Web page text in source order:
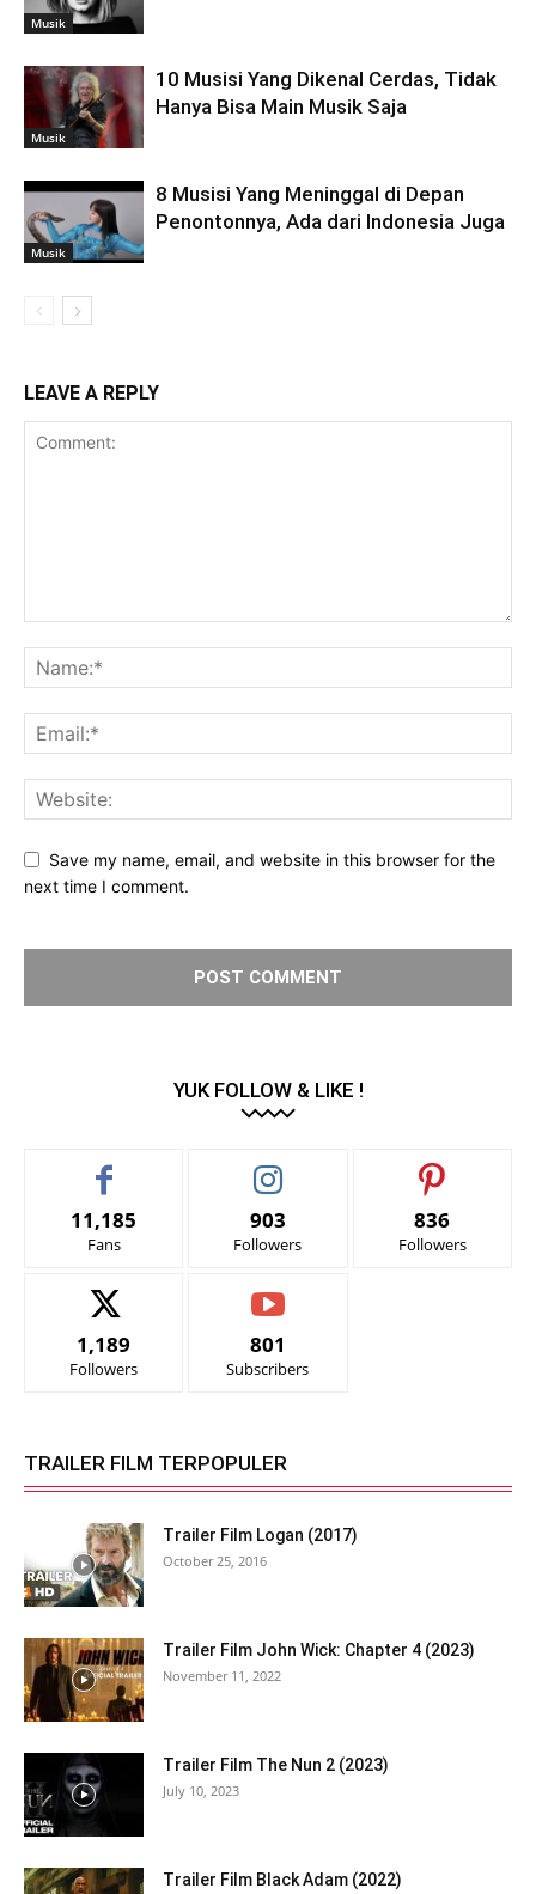
Musik
Musik
10 Musisi Yang Dikenal Cerdas, Tidak
Hanya Bisa Main Musik Saja
Musik
8 Musisi Yang Meninggal di Depan
Penontonnya, Ada dari Indonesia Juga
LEAVE A REPLY
Save my name, email, and website in this browser for the
next time I comment.
YUK FOLLOW & LIKE !
11,185
Fans
903
Followers
836
Followers
1,189
Followers
801
Subscribers
TRAILER FILM TERPOPULER
Trailer Film Logan (2017)
October 25, 2016
Trailer Film John Wick: Chapter 4 (2023)
November 11, 2022
Trailer Film The Nun 2 (2023)
July 10, 2023
Trailer Film Black Adam (2022)